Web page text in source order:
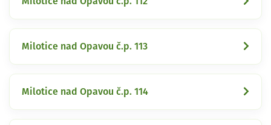
Milotice nad Opavou č.p. 113
Milotice nad Opavou č.p. 114